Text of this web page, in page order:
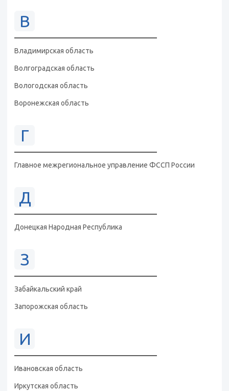
В
Владимирская область
Волгоградская область
Вологодская область
Воронежская область
Г
Главное межрегиональное управление ФССП России
Д
Донецкая Народная Республика
З
Забайкальский край
Запорожская область
И
Ивановская область
Иркутская область